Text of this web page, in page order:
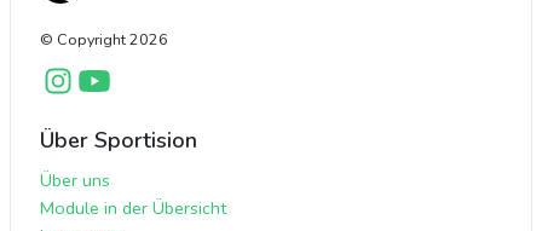
© Copyright2026
Über Sportision
Über uns
Module in der Übersicht